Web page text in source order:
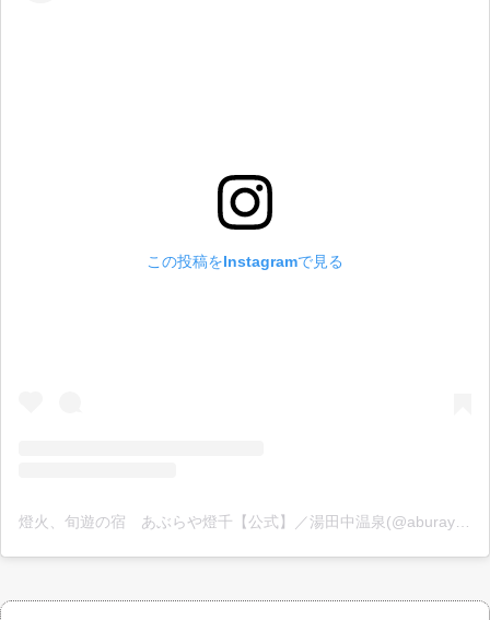
この投稿をInstagramで見る